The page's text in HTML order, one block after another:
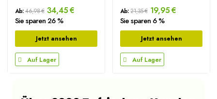
Ab: 46,98 € 34,45 €
Sie sparen 26 %
Jetzt ansehen
Auf Lager
Ab: 21,35 € 19,95 €
Sie sparen 6 %
Jetzt ansehen
Auf Lager